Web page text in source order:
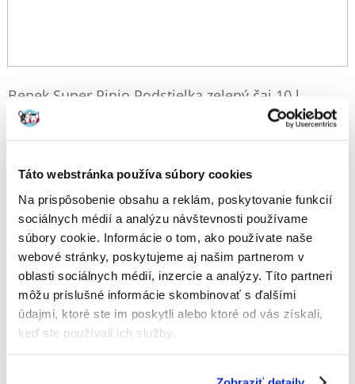
Táto webstránka používa súbory cookies
Na prispôsobenie obsahu a reklám, poskytovanie funkcií
sociálnych médií a analýzu návštevnosti používame
súbory cookie. Informácie o tom, ako používate naše
webové stránky, poskytujeme aj našim partnerom v
oblasti sociálnych médií, inzercie a analýzy. Títo partneri
môžu príslušné informácie skombinovať s ďalšími
údajmi, ktoré ste im poskytli alebo ktoré od vás získali,
keď ste používali ich služby.
Benek Super Pinio Podstielka zelený čaj 10 l
Výrobca:
€11.50
ODOSIELAME DO 48HODÍN
Fotky našich zákazníkov Pozri ďalšie fotografie
1 RECENZIA
5 z 5